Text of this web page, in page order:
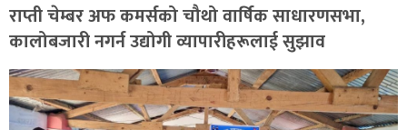
राप्ती चेम्बर अफ कमर्सको चौथो वार्षिक साधारणसभा,
कालोबजारी नगर्न उद्योगी व्यापारीहरूलाई सुझाव